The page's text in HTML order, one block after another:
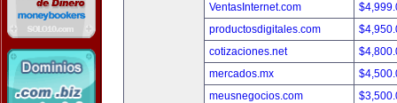
VentasInternet.com
productosdigitales.com
cotizaciones.net
mercados.mx
meusnegocios.com